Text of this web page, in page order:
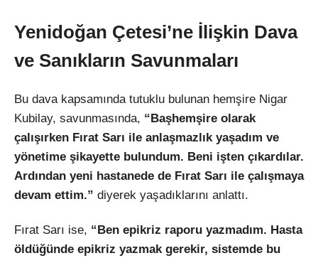
Yenidoğan Çetesi’ne İlişkin Dava
ve Sanıkların Savunmaları
Bu dava kapsamında tutuklu bulunan hemşire Nigar
Kubilay, savunmasında, “Başhemşire olarak
çalışırken Fırat Sarı ile anlaşmazlık yaşadım ve
yönetime şikayette bulundum. Beni işten çıkardılar.
Ardından yeni hastanede de Fırat Sarı ile çalışmaya
devam ettim.” diyerek yaşadıklarını anlattı.
Fırat Sarı ise, “Ben epikriz raporu yazmadım. Hasta
öldüğünde epikriz yazmak gerekir, sistemde bu